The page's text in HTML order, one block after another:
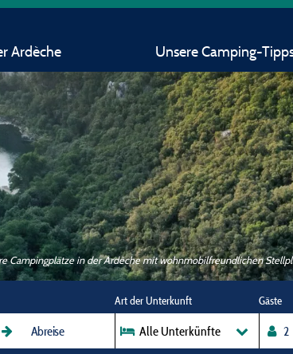
Ardèche Unsere Camping-
Campingplätze in der Ardèche mit wohnmobilfreundlichen
Art der Unterkunft
Alle Unterkünfte
Gäste